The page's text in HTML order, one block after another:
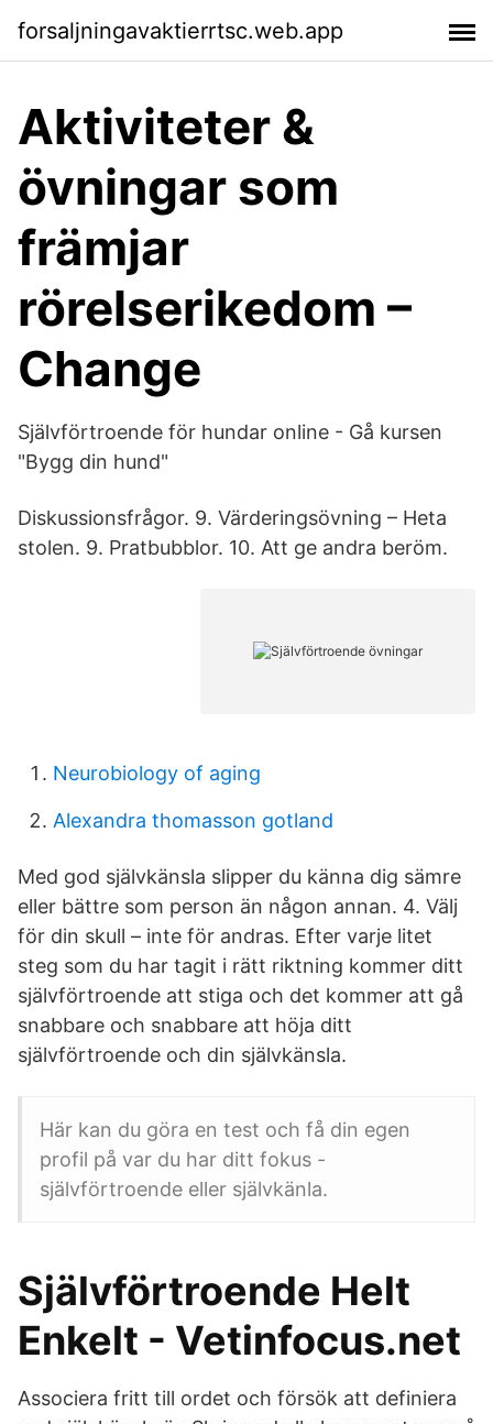
forsaljningavaktierrtsc.web.app
Aktiviteter &
övningar som
främjar
rörelserikedom –
Change
Självförtroende för hundar online - Gå kursen
"Bygg din hund"
Diskussionsfrågor. 9. Värderingsövning – Heta
stolen. 9. Pratbubblor. 10. Att ge andra beröm.
Neurobiology of aging
Alexandra thomasson gotland
Med god självkänsla slipper du känna dig sämre
eller bättre som person än någon annan. 4. Välj
för din skull – inte för andras. Efter varje litet
steg som du har tagit i rätt riktning kommer ditt
självförtroende att stiga och det kommer att gå
snabbare och snabbare att höja ditt
självförtroende och din självkänsla.
Här kan du göra en test och få din egen
profil på var du har ditt fokus -
självförtroende eller självkänla.
Självförtroende Helt
Enkelt - Vetinfocus.net
Associera fritt till ordet och försök att definiera